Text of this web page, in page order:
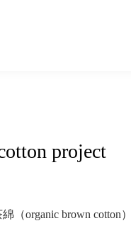
project
（organic brown cotton